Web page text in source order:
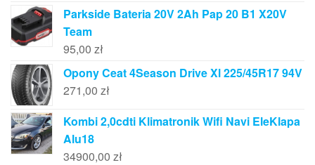
Parkside Bateria 20V 2Ah Pap 20 B1 X20V
Team
95,00 zł
Opony Ceat 4Season Drive Xl 225/45R17 94V
271,00 zł
Kombi 2,0cdti Klimatronik Wifi Navi EleKlapa
Alu18
34900,00 zł